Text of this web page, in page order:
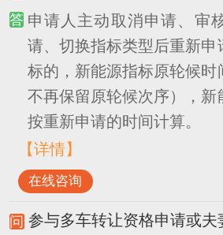
申请人主动取消申请、审
请、切换指标类型后重新申
标的，新能源指标原轮候时
不再保留原轮候次序），新
按重新申请的时间计算。
【详情】
在线咨询